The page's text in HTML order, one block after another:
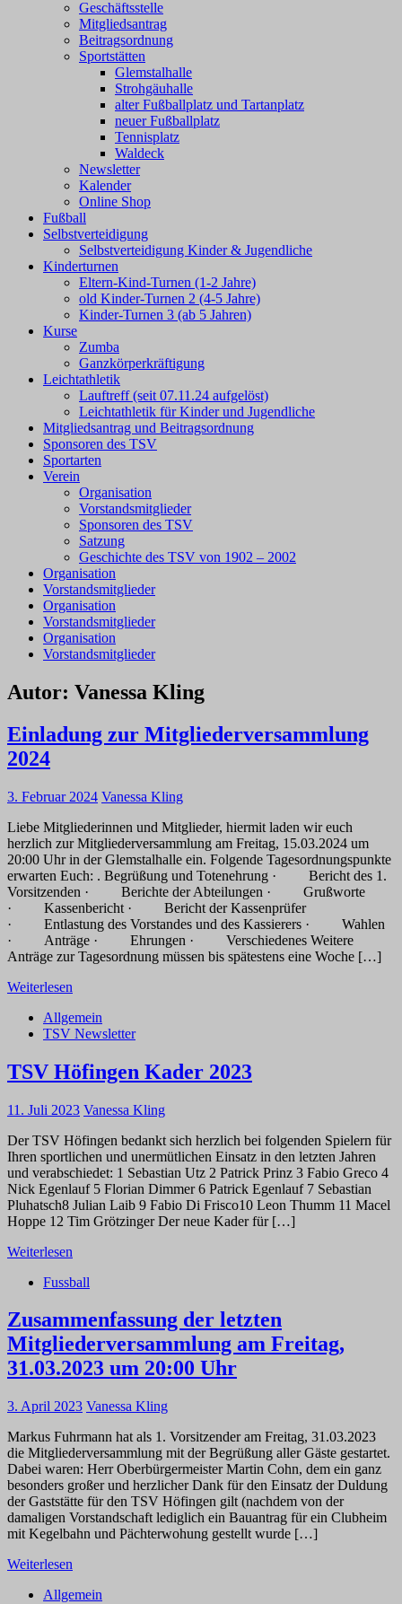
Geschäftsstelle
Mitgliedsantrag
Beitragsordnung
Sportstätten
Glemstalhalle
Strohgäuhalle
alter Fußballplatz und Tartanplatz
neuer Fußballplatz
Tennisplatz
Waldeck
Newsletter
Kalender
Online Shop
Fußball
Selbstverteidigung
Selbstverteidigung Kinder & Jugendliche
Kinderturnen
Eltern-Kind-Turnen (1-2 Jahre)
old Kinder-Turnen 2 (4-5 Jahre)
Kinder-Turnen 3 (ab 5 Jahren)
Kurse
Zumba
Ganzkörperkräftigung
Leichtathletik
Lauftreff (seit 07.11.24 aufgelöst)
Leichtathletik für Kinder und Jugendliche
Mitgliedsantrag und Beitragsordnung
Sponsoren des TSV
Sportarten
Verein
Organisation
Vorstandsmitglieder
Sponsoren des TSV
Satzung
Geschichte des TSV von 1902 – 2002
Organisation
Vorstandsmitglieder
Organisation
Vorstandsmitglieder
Organisation
Vorstandsmitglieder
Autor: Vanessa Kling
Einladung zur Mitgliederversammlung
2024
3. Februar 2024 Vanessa Kling
Liebe Mitgliederinnen und Mitglieder, hiermit laden wir euch
herzlich zur Mitgliederversammlung am Freitag, 15.03.2024 um
20:00 Uhr in der Glemstalhalle ein. Folgende Tagesordnungspunkte
erwarten Euch: . Begrüßung und Totenehrung · Bericht des 1.
Vorsitzenden · Berichte der Abteilungen · Grußworte
· Kassenbericht · Bericht der Kassenprüfer
· Entlastung des Vorstandes und des Kassierers · Wahlen
· Anträge · Ehrungen · Verschiedenes Weitere
Anträge zur Tagesordnung müssen bis spätestens eine Woche […]
Weiterlesen
Allgemein
TSV Newsletter
TSV Höfingen Kader 2023
11. Juli 2023 Vanessa Kling
Der TSV Höfingen bedankt sich herzlich bei folgenden Spielern für
Ihren sportlichen und unermütlichen Einsatz in den letzten Jahren
und verabschiedet: 1 Sebastian Utz 2 Patrick Prinz 3 Fabio Greco 4
Nick Egenlauf 5 Florian Dimmer 6 Patrick Egenlauf 7 Sebastian
Pluhatsch8 Julian Laib 9 Fabio Di Frisco10 Leon Thumm 11 Macel
Hoppe 12 Tim Grötzinger Der neue Kader für […]
Weiterlesen
Fussball
Zusammenfassung der letzten
Mitgliederversammlung am Freitag,
31.03.2023 um 20:00 Uhr
3. April 2023 Vanessa Kling
Markus Fuhrmann hat als 1. Vorsitzender am Freitag, 31.03.2023
die Mitgliederversammlung mit der Begrüßung aller Gäste gestartet.
Dabei waren: Herr Oberbürgermeister Martin Cohn, dem ein ganz
besonders großer und herzlicher Dank für den Einsatz der Duldung
der Gaststätte für den TSV Höfingen gilt (nachdem von der
damaligen Vorstandschaft lediglich ein Bauantrag für ein Clubheim
mit Kegelbahn und Pächterwohung gestellt wurde […]
Weiterlesen
Allgemein